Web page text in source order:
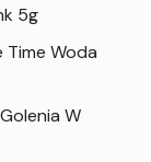
5g
Time Woda
W